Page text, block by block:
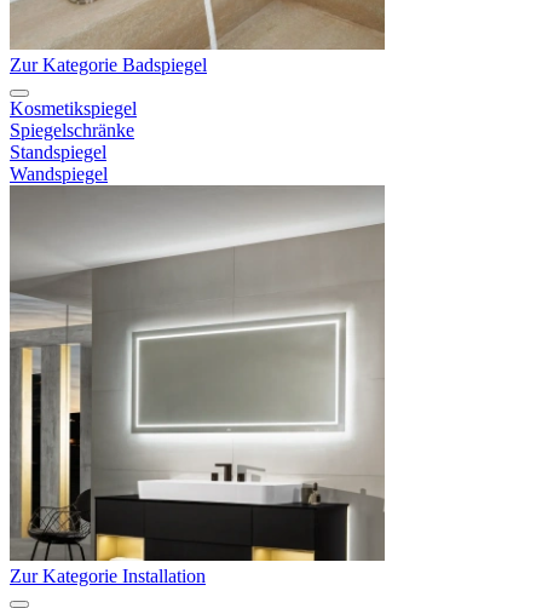
Zur Kategorie Badspiegel
Kosmetikspiegel
Spiegelschränke
Standspiegel
Wandspiegel
Zur Kategorie Installation